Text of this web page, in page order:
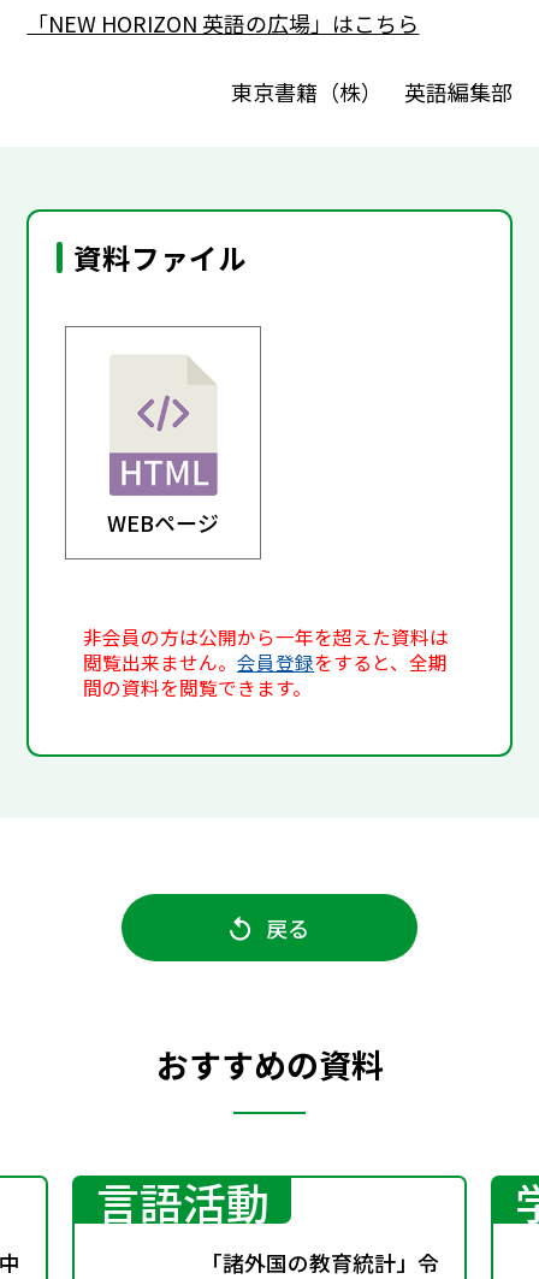
「NEW HORIZON 英語の広場」はこちら
東京書籍（株） 英語編集部
資料ファイル
WEBページ
非会員の方は公開から一年を超えた資料は
閲覧出来ません。会員登録をすると、全期
間の資料を閲覧できます。
戻る
おすすめの資料
言語活動
「諸外国の教育統計」令